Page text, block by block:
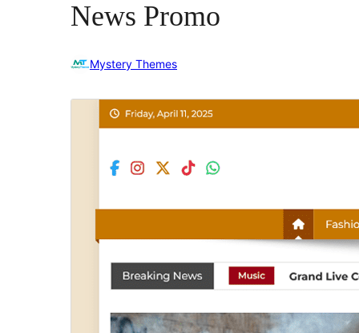
News Promo
Mystery Themes